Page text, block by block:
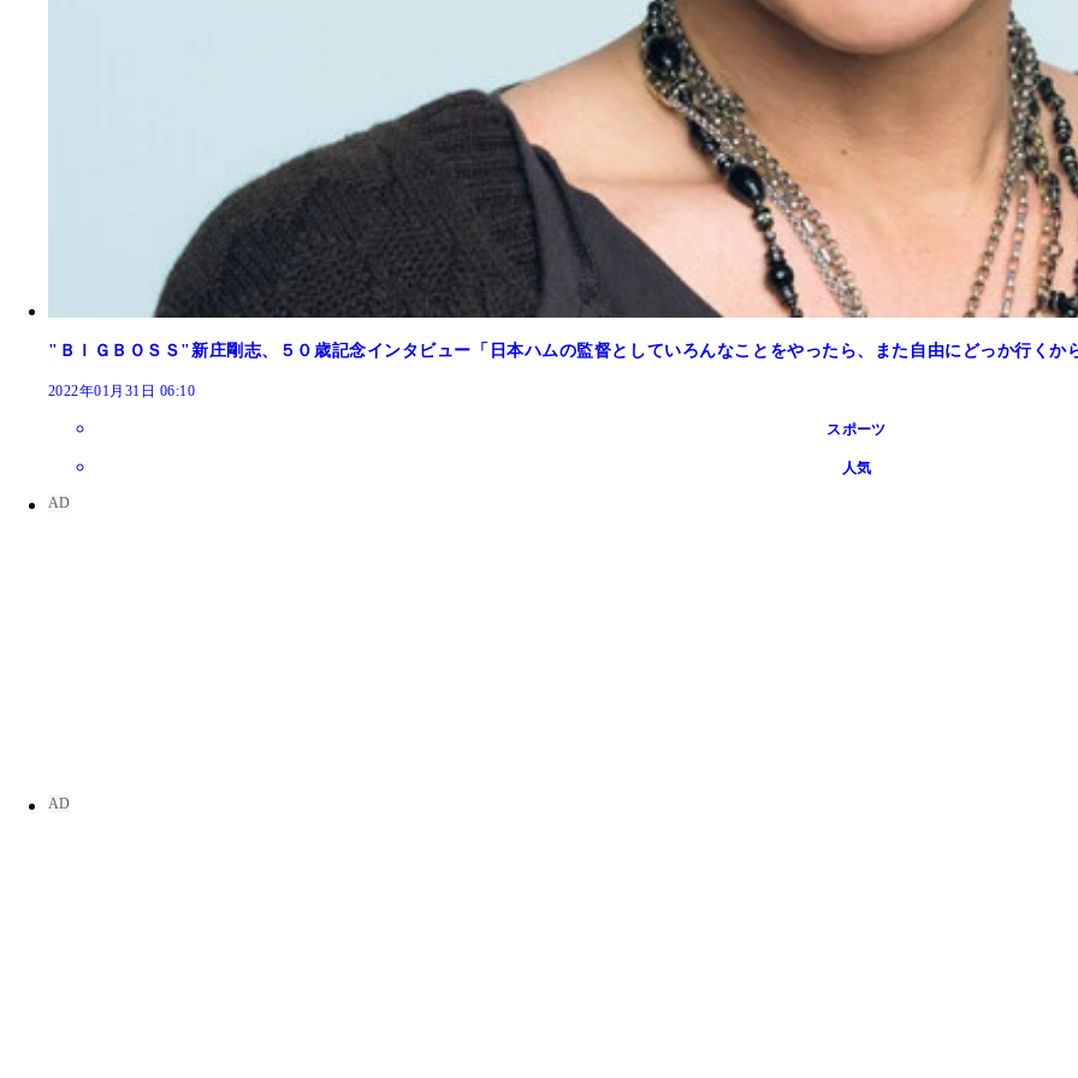
"ＢＩＧＢＯＳＳ"新庄剛志、５０歳記念インタビュー「日本ハムの監督としていろんなことをやったら、また自由にどっか行くか
2022年01月31日 06:10
スポーツ
人気